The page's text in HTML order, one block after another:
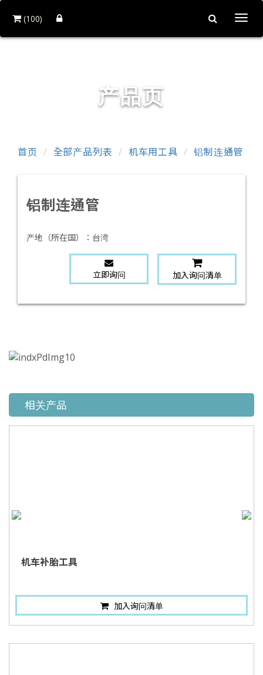
(100)
产品页
首页 全部产品列表 机车用工具 铝制连通管
铝制连通管
产地（所在国）： 台湾
立即询问 加入询问清单
相关产品
机车补胎工具
加入询问清单